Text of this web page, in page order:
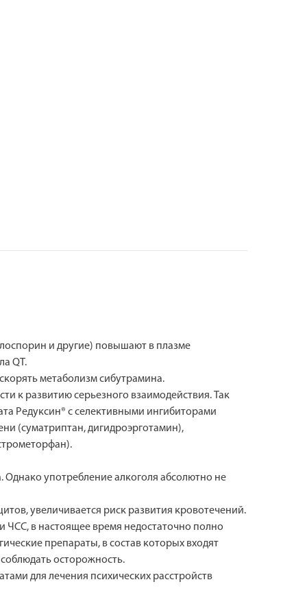
и другие) повышают в плазме
QT.
метаболизм сибутрамина.
к развитию серьезного взаимодействия. Так
Редуксин® с селективными ингибиторами
(суматриптан, дигидроэрготамин),
употребление алкоголя абсолютно не
увеличивается риск развития кровотечений.
в настоящее время недостаточно полно
препараты, в состав которых входят
осторожность.
для лечения психических расстройств